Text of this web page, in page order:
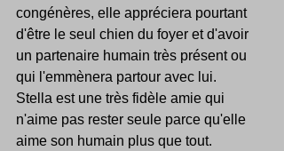
congénères, elle appréciera pourtant
d'être le seul chien du foyer et d'avoir
un partenaire humain très présent ou
qui l'emmènera partour avec lui.
Stella est une très fidèle amie qui
n'aime pas rester seule parce qu'elle
aime son humain plus que tout.